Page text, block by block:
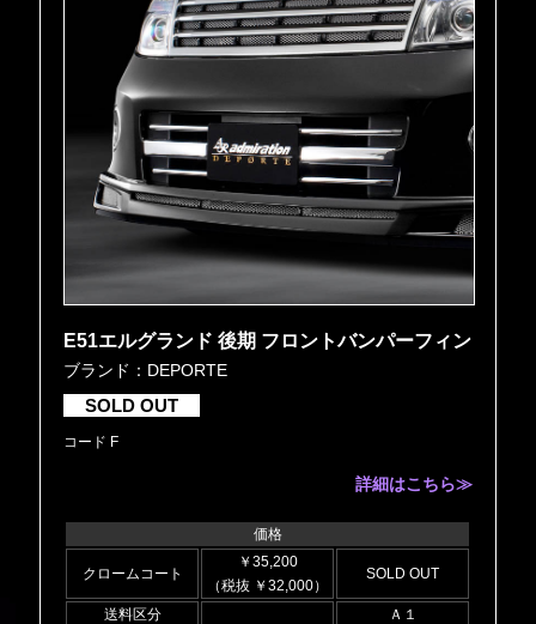
E51エルグランド 後期 フロントバンパーフィン
ブランド：DEPORTE
SOLD OUT
コード F
詳細はこちら≫
価格
クロームコート
￥35,200
（税抜 ￥32,000）
SOLD OUT
送料区分 Ａ１